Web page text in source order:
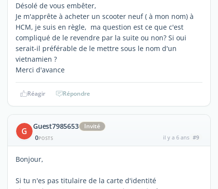
Désolé de vous embêter,
Je m'apprête à acheter un scooter neuf ( à mon nom) à
HCM, je suis en règle, ma question est ce que c'est
compliqué de le revendre par la suite ou non? Si oui
serait-il préférable de le mettre sous le nom d'un
vietnamien ?
Merci d'avance
Réagir Répondre
G Guest7985653
Invité
0POSTS il y a 6 ans #9
Bonjour,
Si tu n'es pas titulaire de la carte d'identité